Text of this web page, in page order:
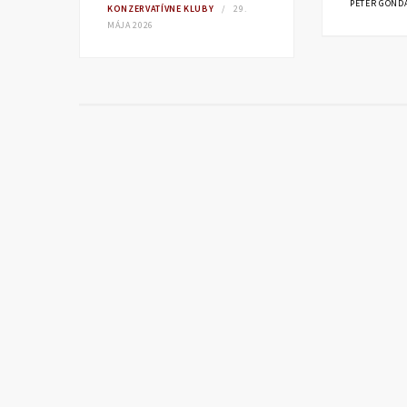
KONZERVATÍVNE KLUBY
29.
MÁJA 2026
PETER